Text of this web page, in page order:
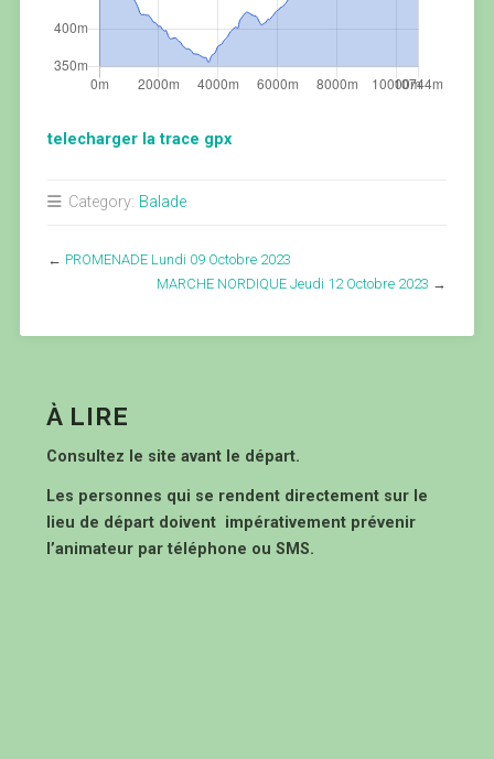
telecharger la trace gpx
Category: Balade
← PROMENADE Lundi 09 Octobre 2023
MARCHE NORDIQUE Jeudi 12 Octobre 2023 →
À LIRE
Consultez le site avant le départ.
Les personnes qui se rendent directement sur le
lieu de départ doivent impérativement prévenir
l’animateur par téléphone ou SMS.